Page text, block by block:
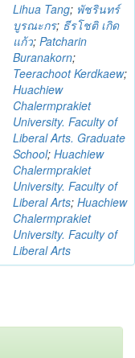
Lihua Tang; พัชรินทร์
บูรณะกร; ธีรโชติ เกิด
แก้ว; Patcharin
Buranakorn;
Teerachoot Kerdkaew;
Huachiew
Chalermprakiet
University. Faculty of
Liberal Arts. Graduate
School; Huachiew
Chalermprakiet
University. Faculty of
Liberal Arts; Huachiew
Chalermprakiet
University. Faculty of
Liberal Arts